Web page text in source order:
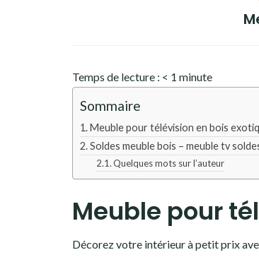
Temps de lecture : < 1 minute
Sommaire
Meuble pour télévision en bois
Soldes meuble bois – meuble tv
Quelques mots sur l’auteur
Meuble pour
Décorez votre intérieur à petit prix